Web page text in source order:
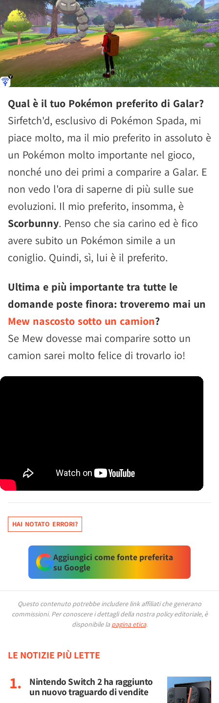
Qual è il tuo Pokémon preferito di Galar?
Sirfetch'd, esclusivo di Pokémon Spada, mi
piace molto, ma il mio preferito in assoluto è
un Pokémon molto importante nel gioco,
nonché uno dei primi a comparire a Galar. E
non vedo l'ora di saperne di più sulle sue
evoluzioni. Il mio preferito, insomma, è
Scorbunny. Penso che sia carino ed è fico
avere subito un Pokémon simile a un
coniglio. Quindi, sì, lui è il preferito.
Ultima e più importante tra tutte le
domande poste finora: troveremo mai un
Mew nascosto sotto un camion?
Se Mew dovesse mai comparire sotto un
camion sarei molto felice di trovarlo io!
HAI NOTATO ERRORI?
Aggiungici come fonte preferita
su Google
Questo contenuto potrebbe includere link affiliati che generano
commissioni. Per conoscere i dettagli della nostra policy editoriale, è
disponibile la pagina etica.
LE NOTIZIE PIÙ LETTE
Nintendo Switch 2 ha raggiunto
un nuovo traguardo di vendite